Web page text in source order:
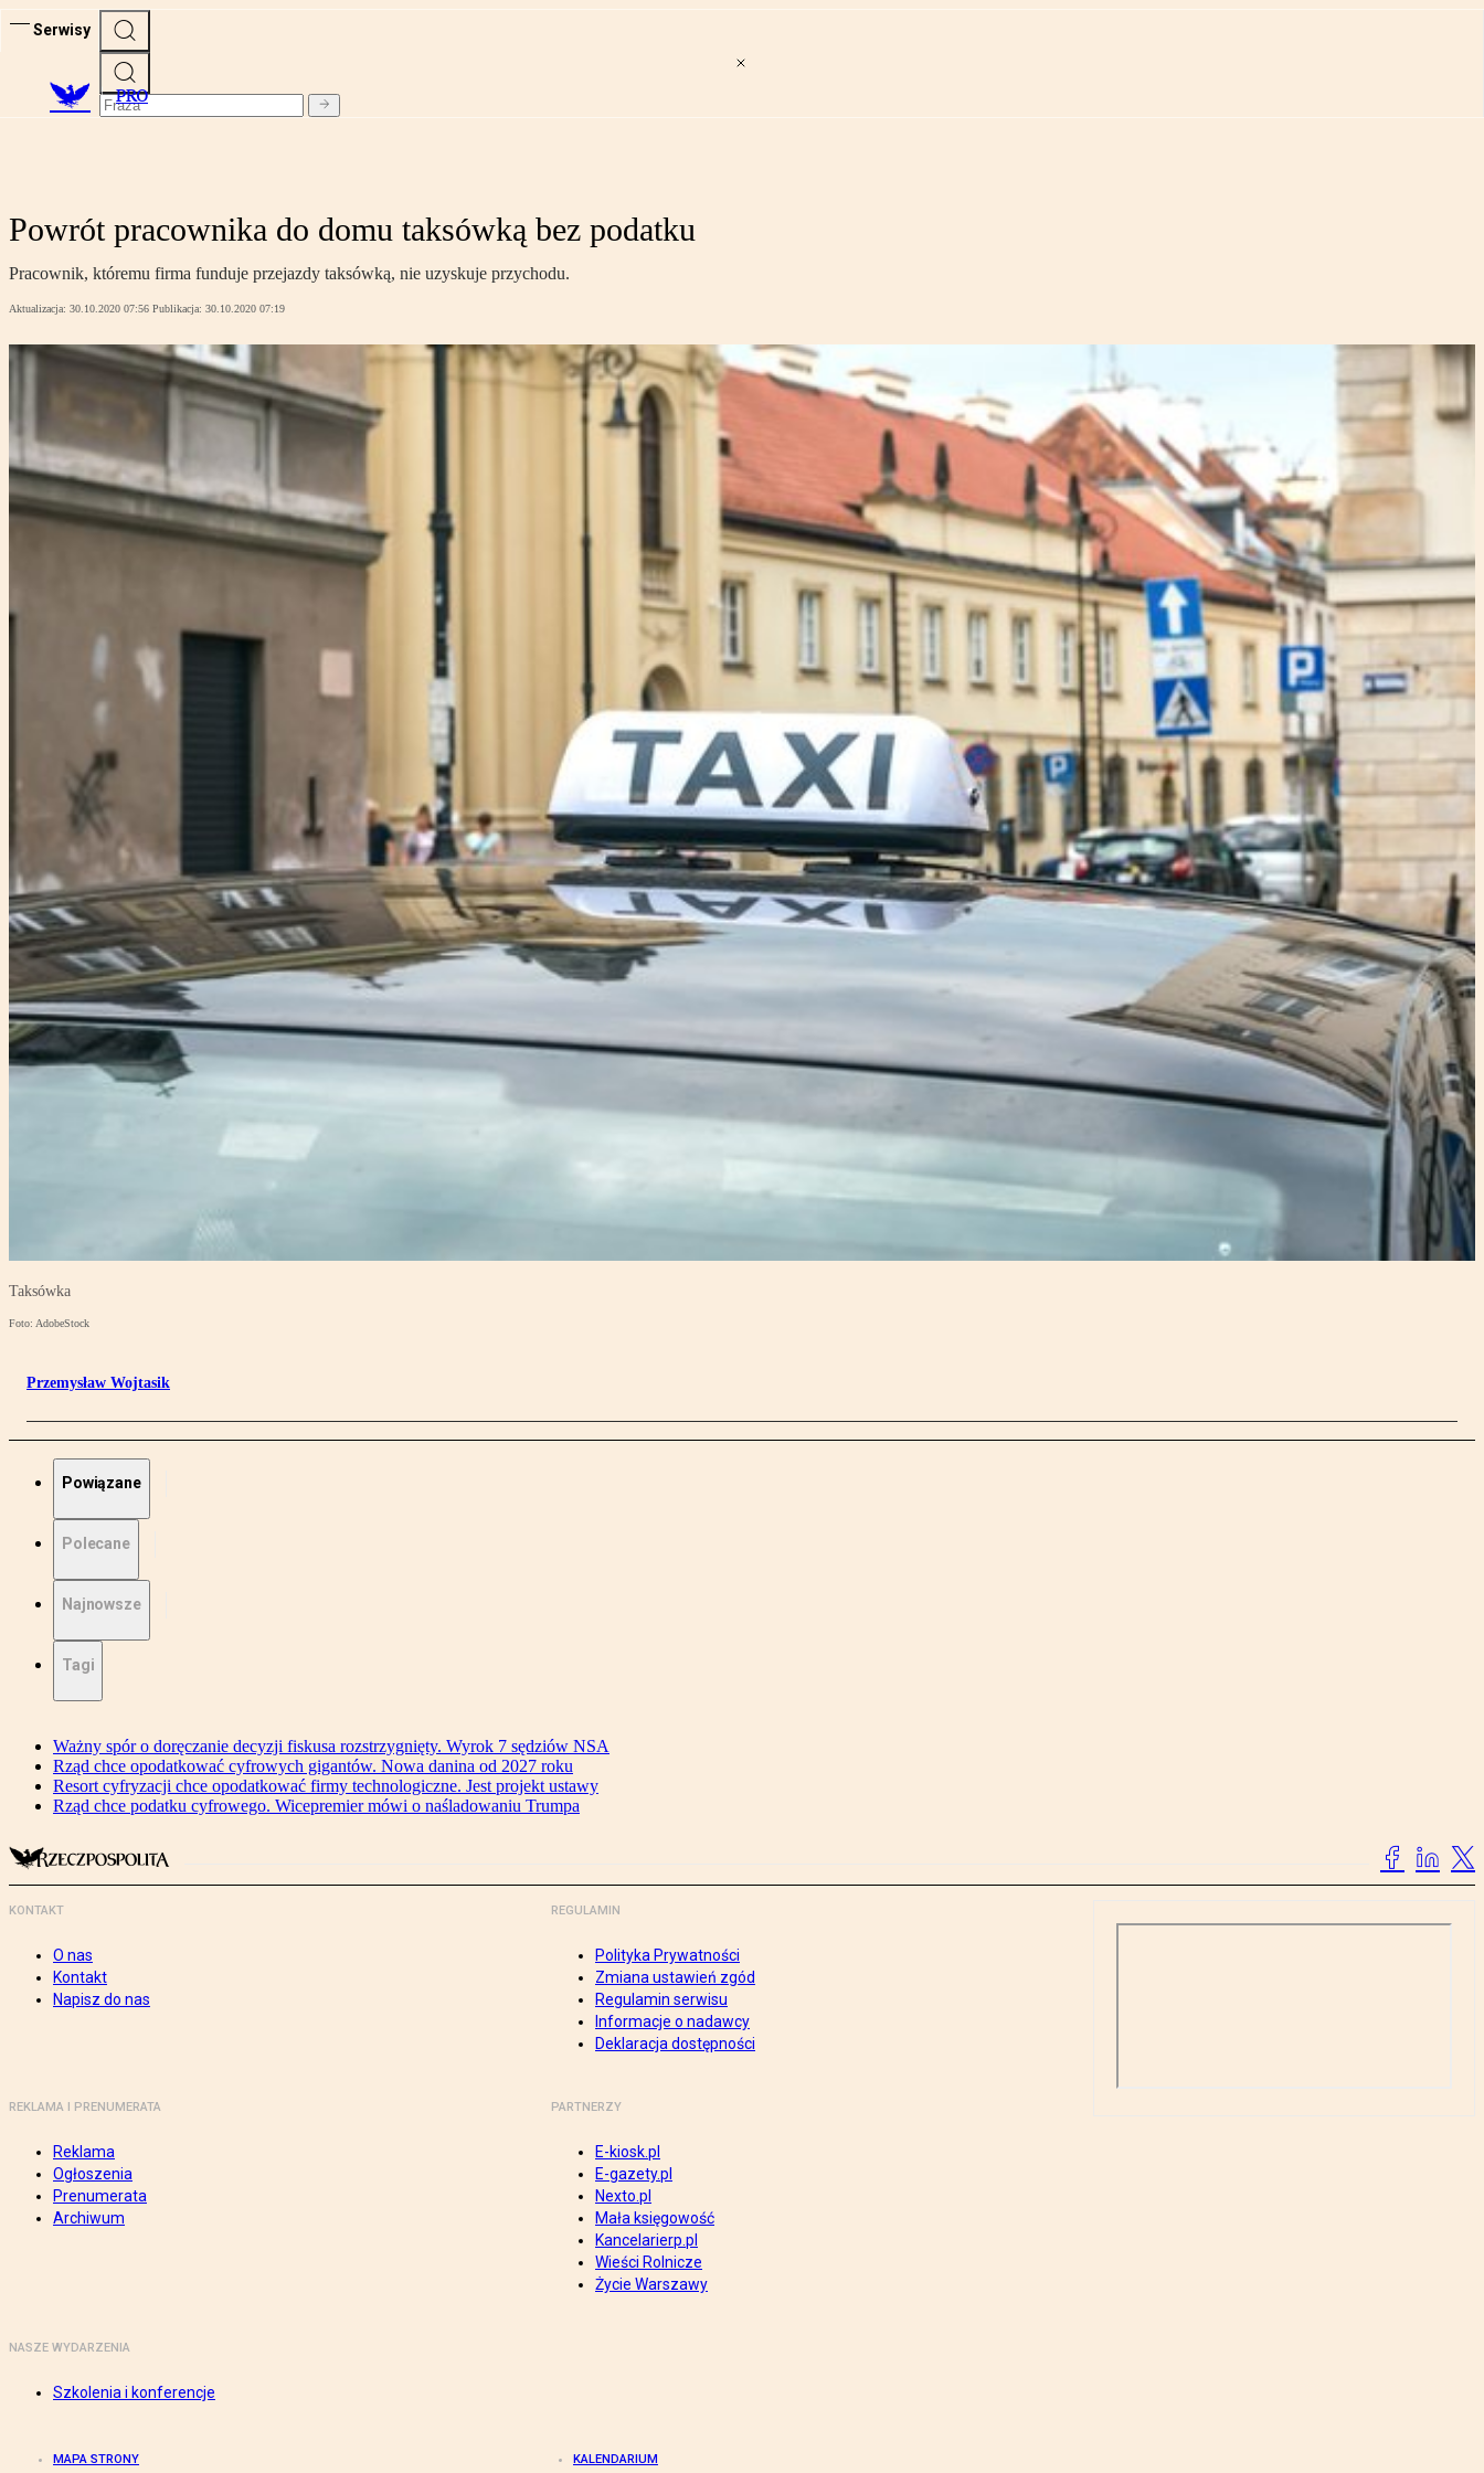
Serwisy
PRO
Powrót pracownika do domu taksówką bez podatku
Pracownik, któremu firma funduje przejazdy taksówką, nie uzyskuje przychodu.
Aktualizacja: 30.10.2020 07:56 Publikacja: 30.10.2020 07:19
Taksówka
Foto: AdobeStock
Przemysław Wojtasik
Powiązane
Polecane
Najnowsze
Tagi
Ważny spór o doręczanie decyzji fiskusa rozstrzygnięty. Wyrok 7 sędziów NSA
Rząd chce opodatkować cyfrowych gigantów. Nowa danina od 2027 roku
Resort cyfryzacji chce opodatkować firmy technologiczne. Jest projekt ustawy
Rząd chce podatku cyfrowego. Wicepremier mówi o naśladowaniu Trumpa
KONTAKT
O nas
Kontakt
Napisz do nas
REGULAMIN
Polityka Prywatności
Zmiana ustawień zgód
Regulamin serwisu
Informacje o nadawcy
Deklaracja dostępności
REKLAMA I PRENUMERATA
Reklama
Ogłoszenia
Prenumerata
Archiwum
PARTNERZY
E-kiosk.pl
E-gazety.pl
Nexto.pl
Mała księgowość
Kancelarierp.pl
Wieści Rolnicze
Życie Warszawy
NASZE WYDARZENIA
Szkolenia i konferencje
MAPA STRONY KALENDARIUM